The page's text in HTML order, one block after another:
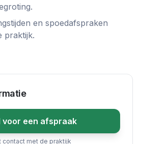
en spoedafspraken
praktijk.
voor een afspraak
contact met de praktijk